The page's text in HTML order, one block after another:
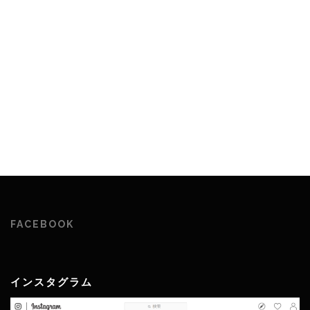
FACEBOOK
インスタグラム